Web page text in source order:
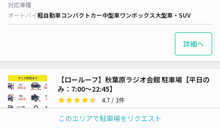
このエリアで駐車場をリクエスト
対応車種
オートバイ軽自動車コンパクトカー中型車ワンボックス大型車・SUV
詳細へ
【ロールーフ】秋葉原ラジオ会館 駐車場【平日の
み：7:00～22:45】
4.7 / 3件
¥1,000〜/ 日